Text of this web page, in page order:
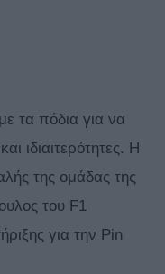
τα πόδια για να
ιδιαιτερότητες. Η
της ομάδας της
του F1
για την Pin